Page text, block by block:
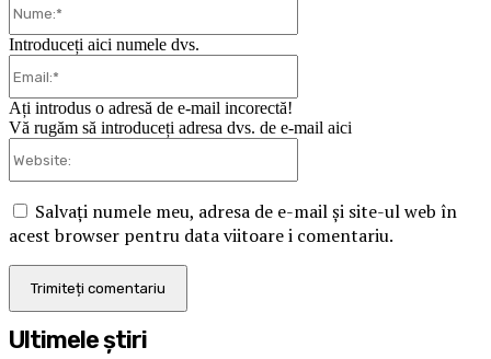
Introduceți aici numele dvs.
Ați introdus o adresă de e-mail incorectă!
Vă rugăm să introduceți adresa dvs. de e-mail aici
Salvați numele meu, adresa de e-mail și site-ul web în
acest browser pentru data viitoare i comentariu.
Ultimele ştiri